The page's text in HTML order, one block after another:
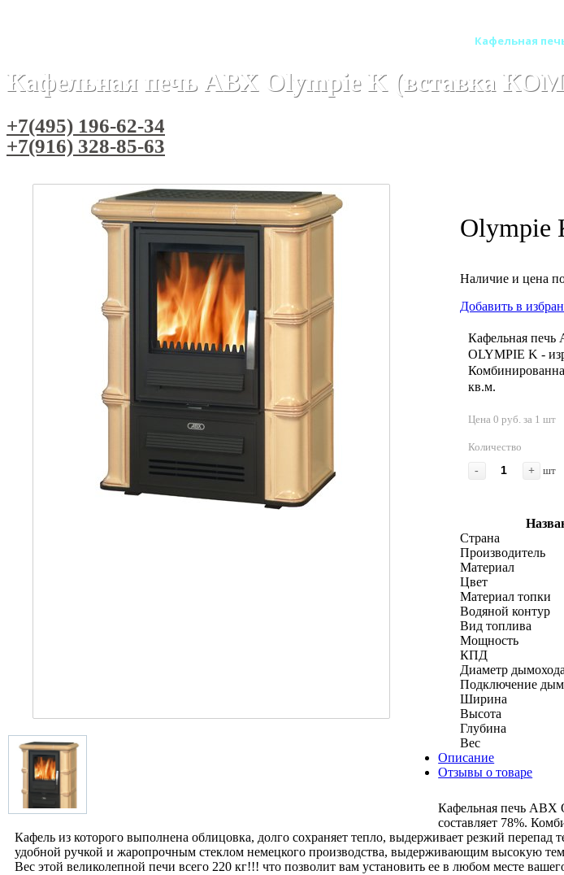
Кафельная
Кафельная печь ABX Olympie K (вставка
+7(495) 196-62-34
+7(916) 328-85-63
Olympie
Наличие и цена
Добавить в
Кафельная
OLYMPIE K -
кв.м.
Цена 0 руб. за 1 шт
Количество
-
+ шт
Страна
Производитель
Материал
Цвет
Материал топки
Водяной контур
Вид топлива
Мощность
КПД
Диаметр дымохода
Подключение
Ширина
Высота
Глубина
Вес
Описание
Отзывы о товаре
Кафельная печь ABX
составляет 78%.
Кафель из которого выполнена облицовка, долго сохраняет тепло, выдерживает резкий
удобной ручкой и жаропрочным стеклом немецкого производства, выдерживающим высокую
Вес этой великолепной печи всего 220 кг!!! что позволит вам установить ее в любом месте